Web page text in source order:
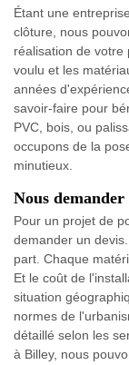
Étant une
clôture, nous
réalisation de votre
voulu et les
années
savoir-faire pour
PVC, bois, ou
occupons de la
minutieux.
Nous demander
Pour un projet de
demander un
part. Chaque
Et le coût de
situation
normes de
détaillé selon les
à Billey, nous